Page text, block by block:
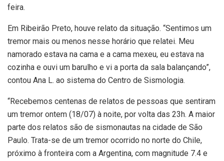
feira.
Em Ribeirão Preto, houve relato da situação. “Sentimos um
tremor mais ou menos nesse horário que relatei. Meu
namorado estava na cama e a cama mexeu, eu estava na
cozinha e ouvi um barulho e vi a porta da sala balançando”,
contou Ana L. ao sistema do Centro de Sismologia.
“Recebemos centenas de relatos de pessoas que sentiram
um tremor ontem (18/07) à noite, por volta das 23h. A maior
parte dos relatos são de sismonautas na cidade de São
Paulo. Trata-se de um tremor ocorrido no norte do Chile,
próximo à fronteira com a Argentina, com magnitude 7.4 e